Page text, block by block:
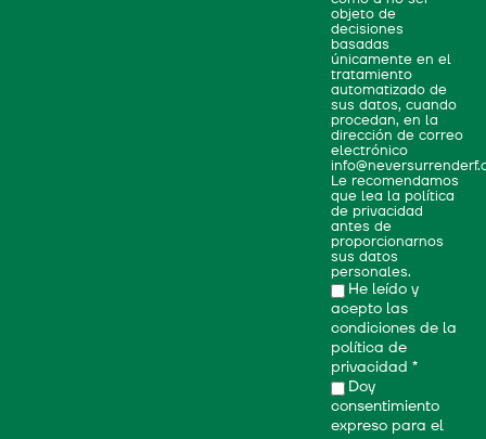
objeto de
decisiones
basadas
únicamente en el
tratamiento
automatizado de
sus datos, cuando
procedan, en la
dirección de correo
electrónico
Le recomendamos
que lea la política
de privacidad
antes de
proporcionarnos
sus datos
personales.
He leído y
acepto las
condiciones de la
política de
privacidad *
Doy
consentimiento
expreso para el